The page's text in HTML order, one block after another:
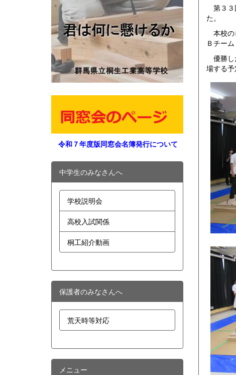
第３３
た。
本校の
Ｂチー
優勝し
場する予
令和７年度版同窓会名簿発行について
中学生のみなさんへ
学校説明会
高校入試関係
桐工紹介動画
保護者のみなさんへ
荒天時等対応
メニュー